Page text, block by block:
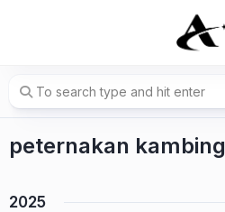
peternakan kambing
2025